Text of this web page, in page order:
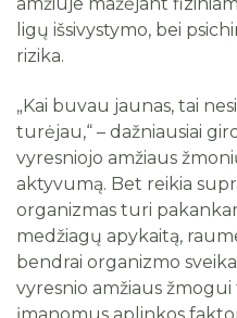
ligų išsivystymo, bei
rizika.
„Kai buvau jaunas, tai
turėjau,“ – dažniausiai
vyresniojo amžiaus
aktyvumą. Bet reikia
organizmas turi
medžiagų apykaitą,
bendrai organizmo
vyresnio amžiaus